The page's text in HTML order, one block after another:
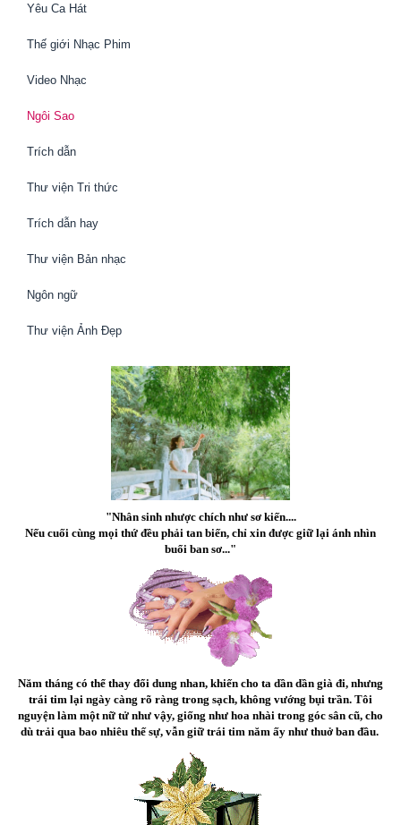
Yêu Ca Hát
Thế giới Nhạc Phim
Video Nhạc
Ngôi Sao
Trích dẫn
Thư viện Tri thức
Trích dẫn hay
Thư viện Bản nhạc
Ngôn ngữ
Thư viện Ảnh Đẹp
"Nhân sinh nhược chích như sơ kiến....
Nếu cuối cùng mọi thứ đều phải tan biến, chỉ xin được giữ lại ánh nhìn
buổi ban sơ..."
Năm tháng có thể thay đổi dung nhan, khiến cho ta dần dần già đi, nhưng
trái tim lại ngày càng rõ ràng trong sạch, không vướng bụi trần. Tôi
nguyện làm một nữ tử như vậy, giống như hoa nhài trong góc sân cũ, cho
dù trải qua bao nhiêu thế sự, vẫn giữ trái tim năm ấy như thuở ban đầu.